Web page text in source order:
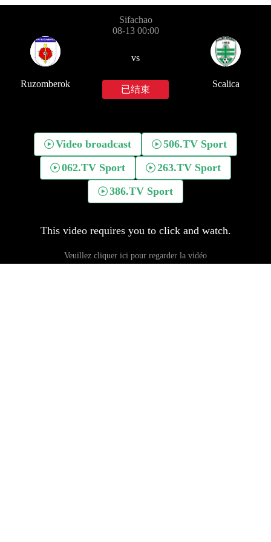
Sifachao
08-13 00:00
Ruzomberok
vs
已结束
Scalica
Video broadcast
506.TV Sport
062.TV Sport
263.TV Sport
386.TV Sport
This video requires you to click and watch.
Veuillez cliquer ici pour regarder la vidéo